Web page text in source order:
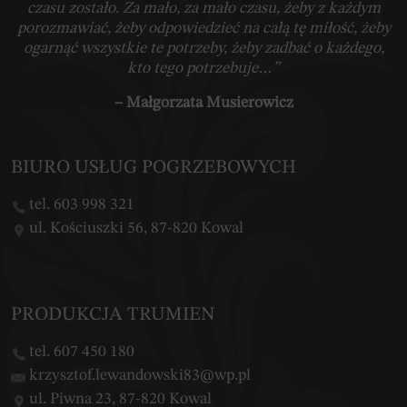
czasu zostało. Za mało, za mało czasu, żeby z każdym
porozmawiać, żeby odpowiedzieć na całą tę miłość, żeby
ogarnąć wszystkie te potrzeby, żeby zadbać o każdego,
kto tego potrzebuje…”
– Małgorzata Musierowicz
BIURO USŁUG POGRZEBOWYCH
tel. 603 998 321
ul. Kościuszki 56, 87-820 Kowal
PRODUKCJA TRUMIEN
tel. 607 450 180
krzysztof.lewandowski83@wp.pl
ul. Piwna 23, 87-820 Kowal